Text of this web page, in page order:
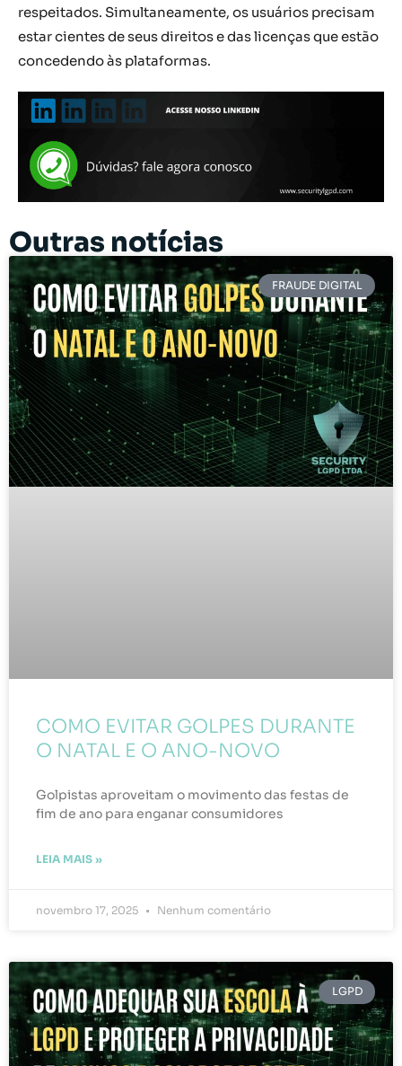
respeitados. Simultaneamente, os usuários precisam
estar cientes de seus direitos e das licenças que estão
concedendo às plataformas.
Outras notícias
FRAUDE DIGITAL
COMO EVITAR GOLPES DURANTE
O NATAL E O ANO-NOVO
Golpistas aproveitam o movimento das festas de
fim de ano para enganar consumidores
LEIA MAIS »
novembro 17, 2025 Nenhum comentário
LGPD